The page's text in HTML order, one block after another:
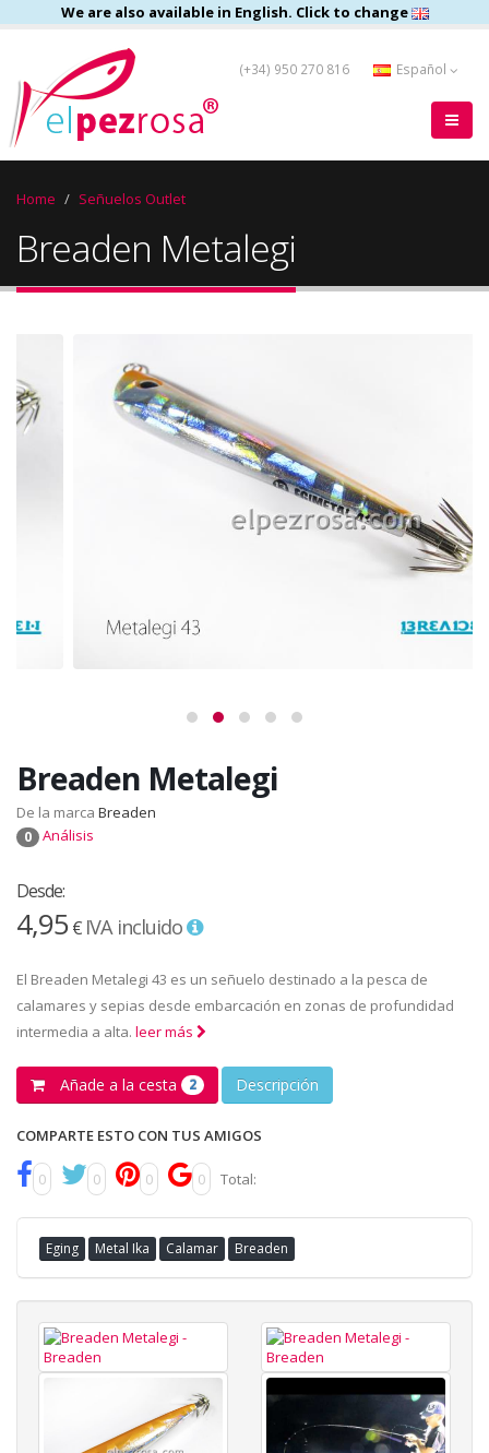
We are also available in English. Click to change
(+34) 950 270 816 Español
Home Señuelos Outlet
Breaden Metalegi
Breaden Metalegi
De la marca Breaden
0 Análisis
Desde:
4,95€ IVA incluido
El Breaden Metalegi 43 es un señuelo destinado a la pesca de
calamares y sepias desde embarcación en zonas de profundidad
intermedia a alta. leer más
Añade a la cesta 2 Descripción
COMPARTE ESTO CON TUS AMIGOS
0 0 0 0 Total:
Eging Metal Ika Calamar Breaden